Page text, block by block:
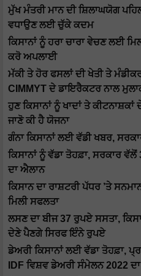
ਮੁੱਖ ਮੰਤਰੀ ਮਾਨ ਦੀ ਸ਼ਿਲਾਘਯੋਗ
ਵਧਾਉਣ ਲਈ ਚੁੱਕੇ ਕਦਮ
ਕਿਸਾਨਾਂ ਨੂੰ ਹਰਾ ਚਾਰਾ ਵੇਚਣ ਲਈ
ਕਰੋ ਅਪਲਾਈ
ਮੱਕੀ ਤੇ ਹੋਰ ਫਸਲਾਂ ਦੀ ਖੇਤੀ ਤੇ
CIMMYT ਦੇ ਡਾਇਰੈਕਟਰ ਨਾਲ
ਹੁਣ ਕਿਸਾਨਾਂ ਨੂੰ ਖਾਦਾਂ ਤੇ
ਜਾਣੋ ਕੀ ਹੈ ਯੋਜਨਾ
ਗੰਨਾ ਕਿਸਾਨਾਂ ਲਈ ਵੱਡੀ ਖਬਰ,
ਕਿਸਾਨਾਂ ਨੂੰ ਵੱਡਾ ਤੋਹਫ਼ਾ, ਸਰਕਾਰ
ਦਾ ਐਲਾਨ
ਕਿਸਾਨ ਦਾ ਰਾਸ਼ਟਰੀ ਪੱਧਰ ’ਤੇ
ਮਿਲੀ ਸਫਲਤਾ
ਲਸਣ ਦਾ ਬੀਜ 37 ਰੁਪਏ ਸਸਤਾ,
ਦੇਣੇ ਪੈਣਗੇ ਸਿਰਫ ਇੰਨੇ ਰੁਪਏ
ਡੇਅਰੀ ਕਿਸਾਨਾਂ ਲਈ ਵੱਡਾ ਤੋਹਫ਼ਾ,
IDF ਵਿਸ਼ਵ ਡੇਅਰੀ ਸੰਮੇਲਨ 2022